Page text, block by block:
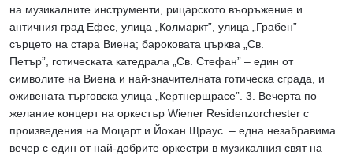
на музикалните инструменти, рицарското въоръжение и
античния град Ефес, улица „Колмаркт”, улица „Грабен” –
сърцето на стара Виена; бароковата църква „Св.
Петър”, готическата катедрала „Св. Стефан” – един от
символите на Виена и най-значителната готическа сграда, и
оживената търговска улица „Кертнерщрасе”. 3. Вечерта по
желание концерт на оркестър Wiener Residenzorchester с
произведения на Моцарт и Йохан Щраус – една незабравима
вечер с един от най-добрите оркестри в музикалния свят на